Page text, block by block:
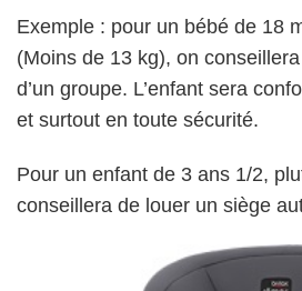
Exemple : pour un bébé de 18
(Moins de 13 kg), on
d’un groupe. L’enfant sera
et surtout en toute sécurité.
Pour un enfant de 3 ans 1/2,
conseillera de louer un siège